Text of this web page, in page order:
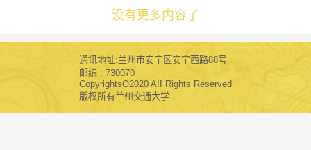
没有更多内容了
通讯地址:兰州市安宁区安宁西路88号
邮编 : 730070
CopyrightsO2020 AII Rights Reserved
版权所有兰州交通大学